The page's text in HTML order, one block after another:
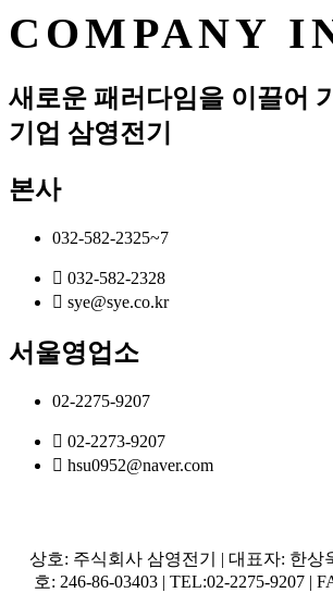
COMPANY
새로운 패러다임을 이끌어
기업 삼영전기
본사
032-582-2325~7
032-582-2328
sye@sye.co.kr
서울영업소
02-2275-9207
02-2273-9207
hsu0952@naver.com
상호: 주식회사 삼영전기 | 대표자: 한상
호: 246-86-03403 | TEL:02-2275-9207 |